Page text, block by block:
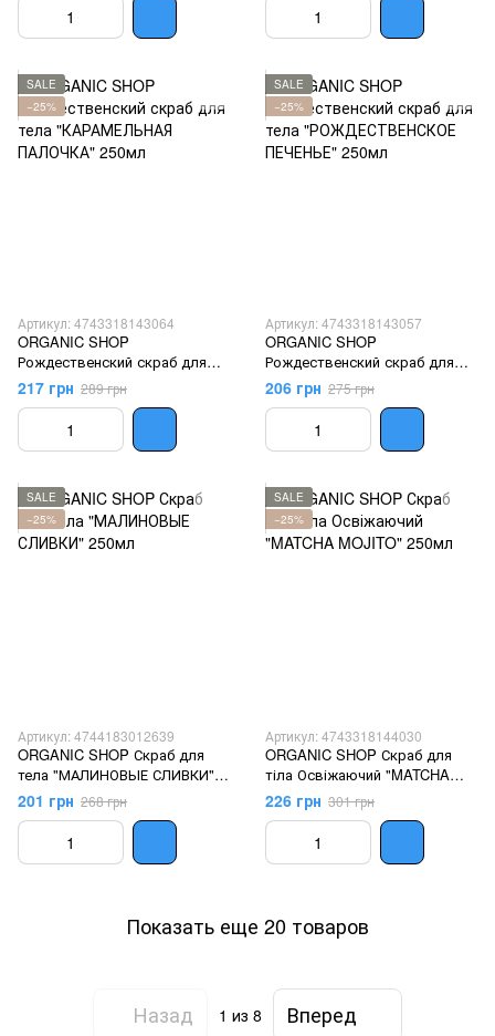
SALE
−25%
Артикул: 4743318143064
ORGANIC SHOP
Рождественский скраб для
тела "КАРАМЕЛЬНАЯ
ПАЛОЧКА" 250мл
217 грн 289 грн
SALE
−25%
Артикул: 4743318143057
ORGANIC SHOP
Рождественский скраб для
тела "РОЖДЕСТВЕНСКОЕ
ПЕЧЕНЬЕ" 250мл
206 грн 275 грн
SALE
−25%
Артикул: 4744183012639
ORGANIC SHOP Скраб для
тела "МАЛИНОВЫЕ СЛИВКИ"
250мл
201 грн 268 грн
SALE
−25%
Артикул: 4743318144030
ORGANIC SHOP Скраб для
тіла Освіжаючий "MATCHA
MOJITO" 250мл
226 грн 301 грн
Показать еще 20 товаров
Назад 1 из 8 Вперед